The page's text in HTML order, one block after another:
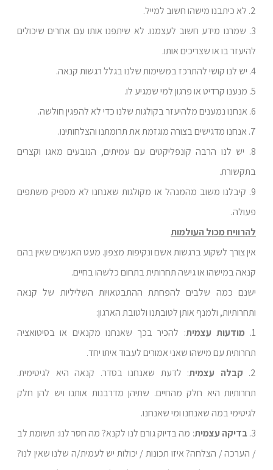
2. לא כיתבנו מישהו חשוב למייל.
3. שמרנו מידע חשוב לעצמנו. לא שיתפנו אותו עם אחרים שיכולים
להיעזר בו או שצריכים אותו.
4. יש לנו קושי להתרכז במשימות שלנו בגלל רגשות קנאה.
5. מנענו קרדיט או פרגון למי שמגיע לו.
6. אנחנו נמענים מלהיעזר בקולגות שלנו כדי לא להפגין חולשה.
7. אנחנו מדגישים בצורה מוגזמת את תרומתנו והצלחותינו.
8. יש לנו הרבה קונפליקטים עם עמיתים, הנובעים מאגו וקצרים
בתקשורת.
9. קיבלנו משוב מהמנהל או מקולגות שאנחנו לא מספיק משתפים
פעולה.
להרוויח מכול העולמות
אין צורך לשקוע ברגשות אשם ונקיפות מצפון. מעט האנשים שאין בהם
קנאה במישהו או גישה תחרותית בתחום כלשהו בחיים.
ישנם כמה שלבים להפחתת ההתבטאויות השליליות של קנאה
ותחרותיות, ולמנף אותן לטובתנו ולטובת הארגון:
1. מודעות עצמית: להכיר בכך שאנחנו מקנאים או בסיטואציה
תחרותית עם מישהו שאני אמורים לעבוד איתו יחד.
2.
קבלה עצמית: לדעת שאנחנו בסדר. קנאה היא לגיטימית.
תחרותיות היא חלק מהחיים. שתיהן מדרבנות אותנו ויש להן חלק
לגיטימי במה שאנחנו ומי שאנחנו.
3. בדיקה עצמית: מה בדיוק גורם לנו לקנא? מה חסר לנו: תשומת לב
/ הערכה / הצלחה? איזו תכונות / יכולות יש לעמית/ה שלנו שאין לנו?